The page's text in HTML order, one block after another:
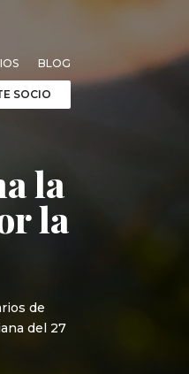
BLOG
SOCIO
la
la
de
del 27